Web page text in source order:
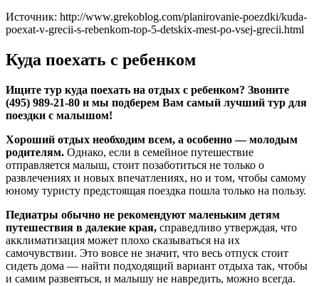
Источник: http://www.grekoblog.com/planirovanie-poezdki/kuda-
poexat-v-grecii-s-rebenkom-top-5-detskix-mest-po-vsej-grecii.html
Куда поехать с ребенком
Ищите тур куда поехать на отдых с ребенком? Звоните
(495) 989-21-80 и мы подберем Вам самый лучший тур для
поездки с малышом!
Хороший отдых необходим всем, а особенно — молодым
родителям. Однако, если в семейное путешествие
отправляется малыш, стоит позаботиться не только о
развлечениях и новых впечатлениях, но и том, чтобы самому
юному туристу предстоящая поездка пошла только на пользу.
Педиатры обычно не рекомендуют маленьким детям
путешествия в далекие края, справедливо утверждая, что
акклиматизация может плохо сказываться на их
самочувствии. Это вовсе не значит, что весь отпуск стоит
сидеть дома — найти подходящий вариант отдыха так, чтобы
и самим развеяться, и малышу не навредить, можно всегда.